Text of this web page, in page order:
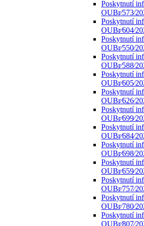
Poskytnutí
Poskytnutí
Poskytnutí
Poskytnutí
Poskytnutí
Poskytnutí
Poskytnutí
Poskytnutí
Poskytnutí
Poskytnutí
Poskytnutí
Poskytnutí
Poskytnutí